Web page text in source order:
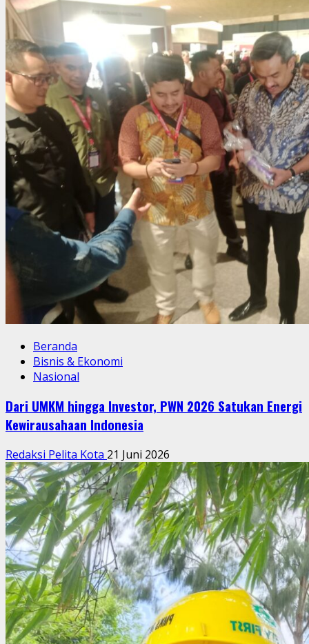
Beranda
Bisnis & Ekonomi
Nasional
Dari UMKM hingga Investor, PWN 2026 Satukan Energi
Kewirausahaan Indonesia
Redaksi Pelita Kota 21 Juni 2026